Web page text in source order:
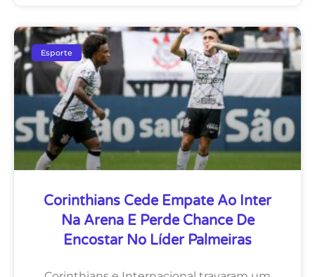
Esporte
Corinthians Cede Empate Ao Inter
Na Arena E Perde Chance De
Encostar No Líder Palmeiras